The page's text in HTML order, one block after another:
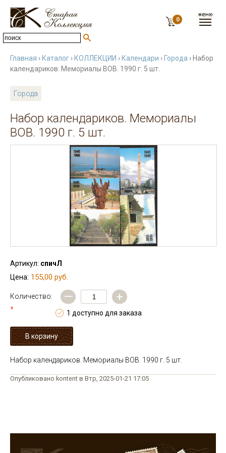
0
Главная › Каталог › КОЛЛЕКЦИИ › Календари › Города › Набор
календариков. Мемориалы ВОВ. 1990 г. 5 шт.
Города
Набор календариков. Мемориалы
ВОВ. 1990 г. 5 шт.
Артикул: спичЛ
Цена: 155,00 руб.
Количество:
*
— +
1 доступно для заказа
Набор календариков. Мемориалы ВОВ. 1990 г. 5 шт.
Опубликовано kontent в Втр, 2025-01-21 17:05